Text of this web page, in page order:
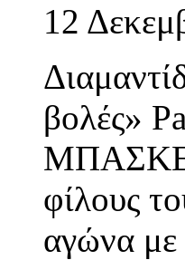
12
βολές»
ΜΠΑΣΚΕΤ
φίλους
αγώνα